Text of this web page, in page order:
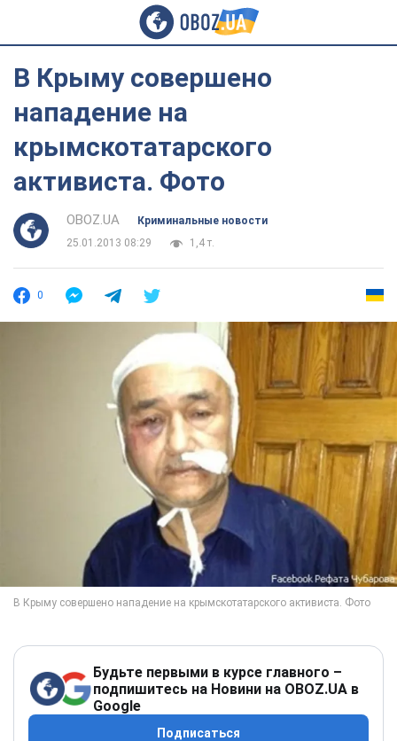
В Крыму совершено
нападение на
крымскотатарского
активиста. Фото
OBOZ.UA
Криминальные новости
25.01.2013 08:29
1,4 т.
0
Будьте первыми в курсе главного –
подпишитесь на Новини на OBOZ.UA в
Google
Подписаться